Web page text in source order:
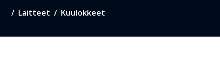
Laitteet Kuulokkeet